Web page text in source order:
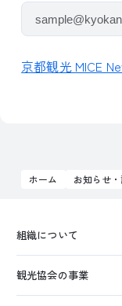
京都観光 MICE
ホーム お知らせ
組織について
観光協会の事業